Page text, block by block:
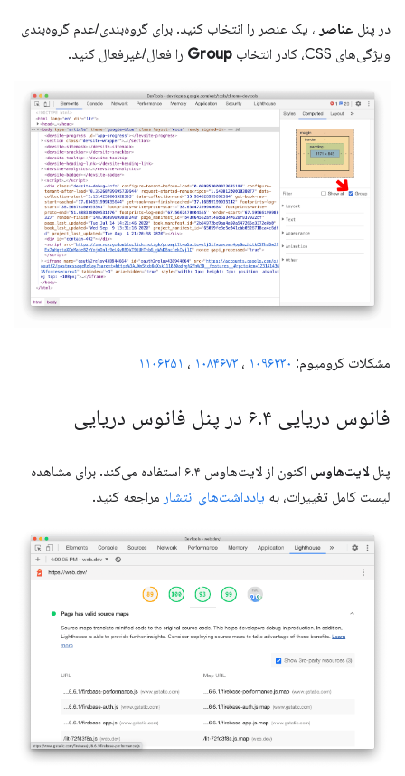
در پنل عناصر ، یک عنصر را انتخاب کنید. برای گروه‌بندی/عدم گروه‌بندی
ویژگی‌های CSS، کادر انتخاب
Group را فعال/غیرفعال کنید.
مشکلات کرومیوم: ۱۰۹۶۲۳۰ ، ۱۰۸۴۶۷۳ ، ۱۱۰۶۲۵۱
فانوس دریایی ۶ .۴ در پنل فانوس دریایی
پنللایت‌هاوس
اکنون از لایت‌هاوس ۶.۴ استفاده می‌کند. برای مشاهده
لیست کامل تغییرات، به یادداشت‌های انتشار مراجعه کنید.